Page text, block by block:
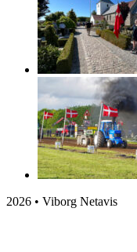
2026 • Viborg Netavis